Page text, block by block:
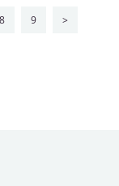
8 9 >